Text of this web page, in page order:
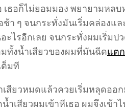
เธอก็ไม่ยอมมอง พยายามหล
า ๆ จนกระทั่งมันเริ่มคล่องแ
ะไรอีกเลย จนกระทั่งผมเริ่ม
ทั้งน้ำเสียวของผมที่มันฉีดแต
ต็มที
สียวหมดแล้วควยเริ่มหลุดออก
เสียวผมเข้าหีเธอ ผมจึงเข้า